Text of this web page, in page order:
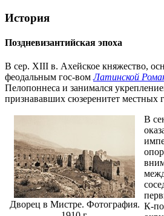
История
Поздневизантийская эпоха
В сер. XIII в. Ахейское княжество,
феодальным гос-вомЛатинской
Пелопоннеса и занимался
признававших сюзеренитет местных
Дворец в Мистре. Фотография.
В
К-